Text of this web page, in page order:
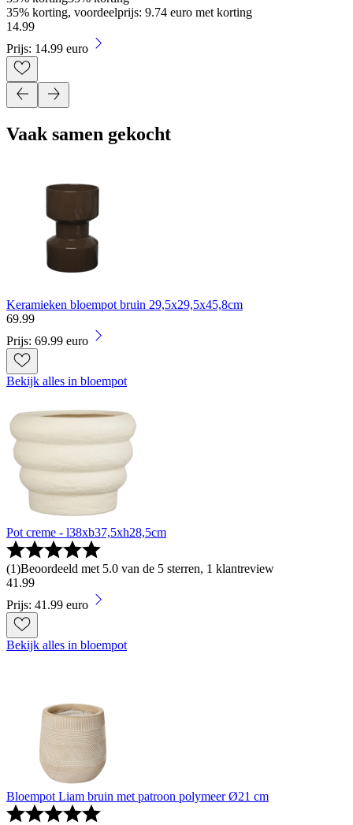
35% korting, voordeelprijs: 9.74 euro met korting
14.99
Prijs: 14.99 euro
Vaak samen gekocht
Keramieken bloempot bruin 29,5x29,5x45,8cm
69.99
Prijs: 69.99 euro
Bekijk alles in bloempot
Pot creme - l38xb37,5xh28,5cm
(1)Beoordeeld met 5.0 van de 5 sterren, 1 klantreview
41 .99
Prijs: 41.99 euro
Bekijk alles in bloempot
Bloempot Liam bruin met patroon polymeer Ø21 cm